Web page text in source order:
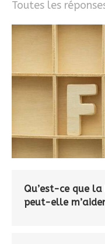
Toutes les
Qu’est-ce que
peut-elle